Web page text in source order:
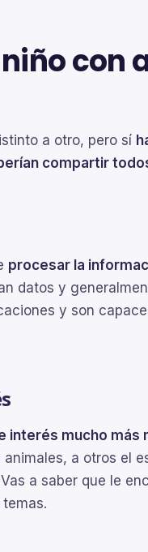
con
a otro, pero sí
compartir
procesar la
datos y
y son
interés mucho más
a otros el
a saber que le